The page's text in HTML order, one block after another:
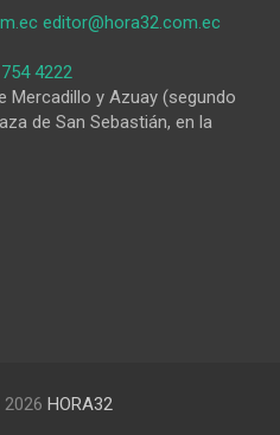
editor@hora32.com.ec
4222
Mercadillo y Azuay (segundo
de San Sebastián, en la
HORA32